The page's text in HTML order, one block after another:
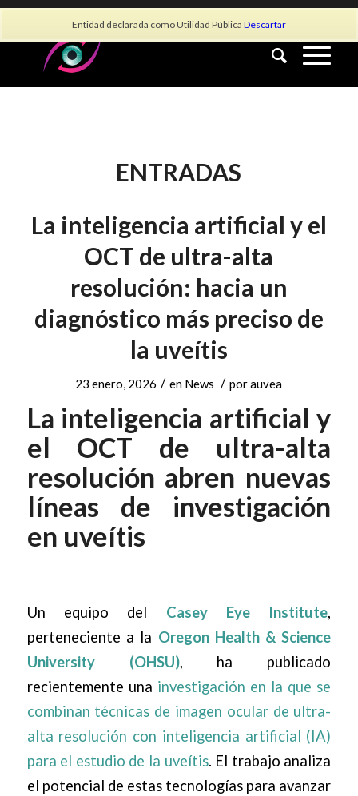
Entidad declarada como Utilidad Pública Descartar
info@asociacionauvea.es
ENTRADAS
La inteligencia artificial y el
OCT de ultra-alta
resolución: hacia un
diagnóstico más preciso de
la uveítis
23 enero, 2026 / en News / porauvea
La inteligencia artificial y
el OCT de ultra-alta
resolución abren nuevas
líneas de investigación
en uveítis
Un equipo del Casey Eye Institute,
perteneciente a la Oregon Health & Science
University(OHSU), ha publicado
recientemente una investigación en la que se
combinan técnicas de imagen ocular de ultra-
alta resolución con inteligencia artificial (IA)
para el estudio de la uveítis. El trabajo analiza
el potencial de estas tecnologías para avanzar